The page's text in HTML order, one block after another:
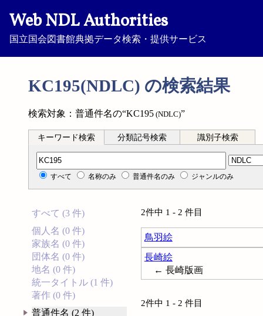
Web NDL Authorities
国立国会図書館典拠データ検索・提供サービス
KC195(NDLC) の検索結果
検索対象：普通件名の“KC195 (NDLC)”
キーワード検索 分類記号検索 識別子検索
分類記号検索
すべて 名称のみ 普通件名のみ ジャンルのみ
すべて (3 件)
個人名 (0 件)
家族名 (0 件)
団体名 (0 件)
地名 (0 件)
統一タイトル (1 件)
著作 (0 件)
普通件名 (2 件)
2件中 1 - 2 件目
鳥羽絵
長崎絵
← 長崎版画
2件中 1 - 2 件目